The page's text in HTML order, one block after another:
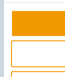
29.1 excl. btw